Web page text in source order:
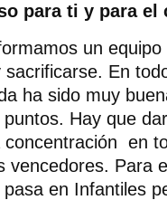
para ti y para el
un
En
ha sido muy
Hay que
concentración en
vencedores. Para
en Infantiles